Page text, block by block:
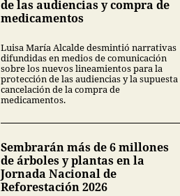
de las audiencias y compra de
medicamentos
Luisa María Alcalde desmintió narrativas
difundidas en medios de comunicación
sobre los nuevos lineamientos para la
protección de las audiencias y la supuesta
cancelación de la compra de
medicamentos.
Sembrarán más de 6 millones
de árboles y plantas en la
Jornada Nacional de
Reforestación 2026